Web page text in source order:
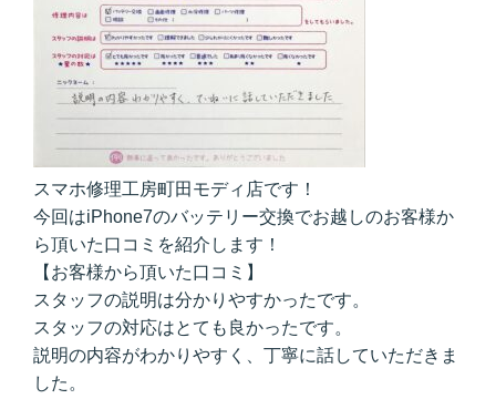
スマホ修理工房町田モディ店です！
今回はiPhone7のバッテリー交換でお越しのお客様か
ら頂いた口コミを紹介します！
【お客様から頂いた口コミ】
スタッフの説明は分かりやすかったです。
スタッフの対応はとても良かったです。
説明の内容がわかりやすく、丁寧に話していただきま
した。